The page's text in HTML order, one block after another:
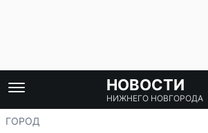
НОВОСТИ
НИЖНЕГО НОВГОРОДА
ГОРОД